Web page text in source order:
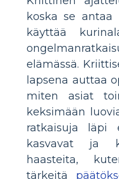
koska se antaa
käyttää
elämässä.
lapsena auttaa
miten asiat
keksimään
ratkaisuja läpi
kasvavat ja
haasteita,
tärkeitä